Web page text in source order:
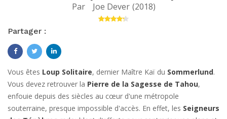
Par Joe Dever (2018)
Partager :
Vous êtes Loup Solitaire, dernier Maître Kaï du Sommerlund.
Vous devez retrouver la Pierre de la Sagesse de Tahou,
enfouie depuis des siècles au cœur d'une métropole
souterraine, presque impossible d'accès. En effet, les Seigneurs